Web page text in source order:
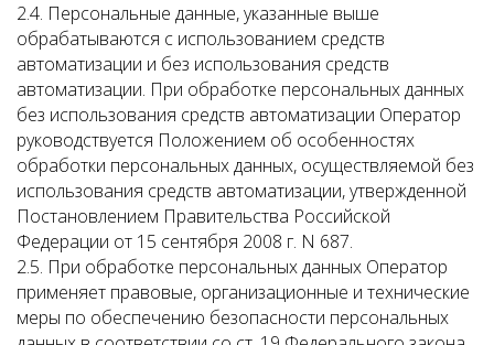
2.4. Персональные данные, указанные выше
обрабатываются с использованием средств
автоматизации и без использования средств
автоматизации. При обработке персональных данных
без использования средств автоматизации Оператор
руководствуется Положением об особенностях
обработки персональных данных, осуществляемой без
использования средств автоматизации, утвержденной
Постановлением Правительства Российской
Федерации от 15 сентября 2008 г. N 687.
2.5. При обработке персональных данных Оператор
применяет правовые, организационные и технические
меры по обеспечению безопасности персональных